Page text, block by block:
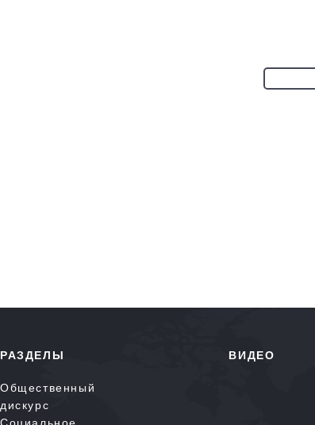
РАЗДЕЛЫ
Общественный
дискурс
Социальное
ВИДЕО